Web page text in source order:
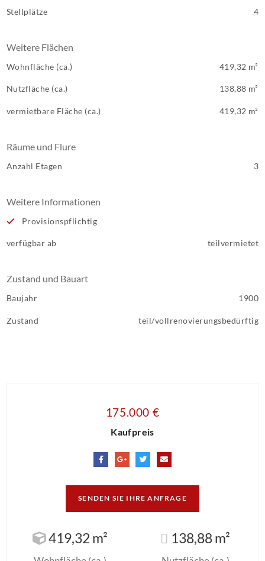
Stellplätze 4
Weitere Flächen
Wohnfläche (ca.) 419,32 m²
Nutzfläche (ca.) 138,88 m²
vermietbare Fläche (ca.) 419,32 m²
Räume und Flure
Anzahl Etagen 3
Weitere Informationen
Provisionspflichtig
verfügbar ab teilvermietet
Zustand und Bauart
Baujahr 1900
Zustand teil/vollrenovierungsbedürftig
175.000 €
Kaufpreis
SENDEN SIE IHRE ANFRAGE
419,32 m² 138,88 m²